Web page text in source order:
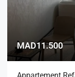
MAD11.500